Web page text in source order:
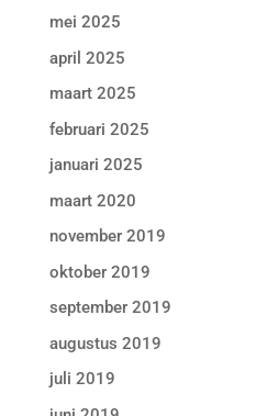
mei 2025
april 2025
maart 2025
februari 2025
januari 2025
maart 2020
november 2019
oktober 2019
september 2019
augustus 2019
juli 2019